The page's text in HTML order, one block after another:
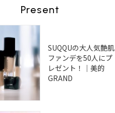
Present
SUQQUの大人気艶肌
ファンデを50人にプ
レゼント！｜美的
GRAND